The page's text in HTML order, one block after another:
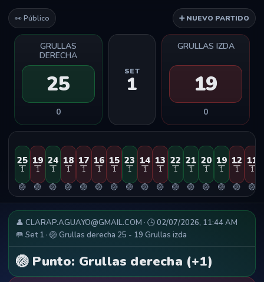
👀 Público ➕ NUEVO PARTIDO
GRULLAS
DERECHA
25
0
SET
1
GRULLAS IZDA
19
0
25
1
🏐
19
1
🏐
24
1
🏐
18
1
🏐
17
1
🏐
16
1
🏐
15
1
🏐
23
1
🏐
14
1
🏐
13
1
🏐
22
1
🏐
21
1
🏐
20
1
🏐
19
1
🏐
12
1
🏐
11
1
🏐
👤 CLARAP.AGUAYO@GMAIL.COM · 🕒 02/07/2026, 11:44 AM
🥅 Set 1 · 🏐 Grullas derecha 25 - 19 Grullas izda
🏐 Punto: Grullas derecha (+1)